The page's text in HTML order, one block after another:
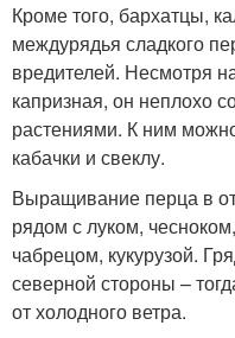
Кроме того, бархатцы,
междурядья сладкого
вредителей. Несмотря
капризная, он неплохо
растениями. К ним
кабачки и свеклу.
Выращивание перца в
рядом с луком,
чабрецом, кукурузой.
северной стороны –
от холодного ветра.